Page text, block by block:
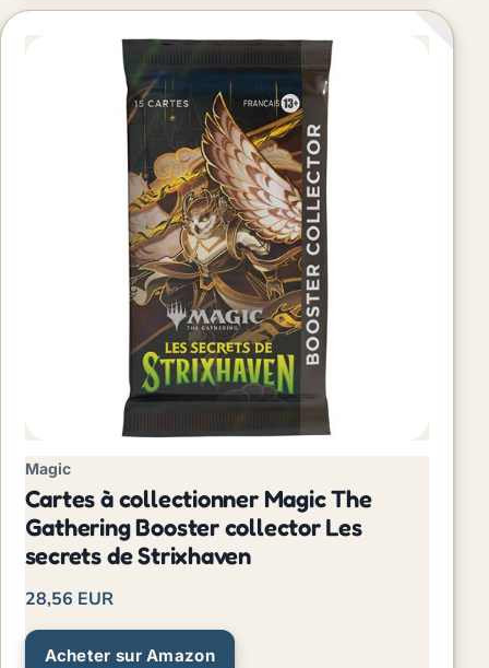
Magic
Cartes à collectionner Magic The
Gathering Booster collector Les
secrets de Strixhaven
28,56 EUR
Acheter sur Amazon